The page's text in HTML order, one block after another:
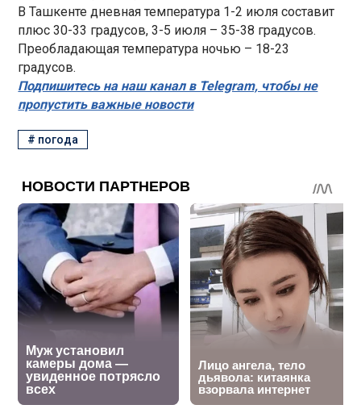
В Ташкенте дневная температура 1-2 июля составит
плюс 30-33 градусов, 3-5 июля – 35-38 градусов.
Преобладающая температура ночью – 18-23
градусов.
Подпишитесь на наш канал в Telegram, чтобы не
пропустить важные новости
# погода